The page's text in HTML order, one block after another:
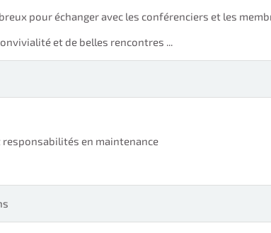
pour échanger avec les conférenciers et les
et de belles rencontres ...
responsabilités en maintenance